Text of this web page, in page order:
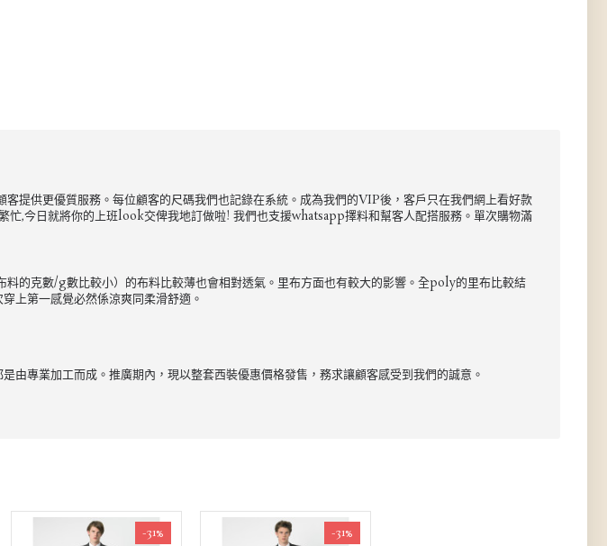
提供更優質服務。每位顧客的尺碼我們也記錄在系統。成為我們的VIP後，客戶只在我們網上看好款
,今日就將你的上班look交俾我地訂做啦! 我們也支援whatsapp擇料和幫客人配搭服務。單次購物滿
的克數/g數比較小）的布料比較薄也會相對透氣。里布方面也有較大的影響。全poly的里布比較結
上第一感覺必然係涼爽同柔滑舒適。
專業加工而成。推廣期內，現以整套西裝優惠價格發售，務求讓顧客感受到我們的誠意。
-31% -31%